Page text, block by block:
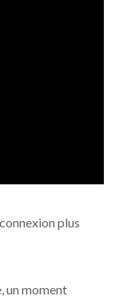
plus
un moment